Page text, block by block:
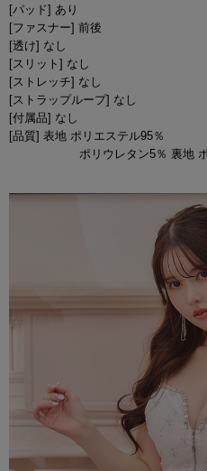
[パッド] あり
[ファスナー] 前後
[透け] なし
[スリット] なし
[ストレッチ] なし
[ストラップループ] なし
[付属品] なし
[品質] 表地 ポリエステル95％
ポリウレタン5％ 裏地 ポリ